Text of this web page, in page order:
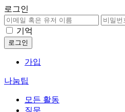
로그인
기억
가입
나눔팁
모든 활동
질문